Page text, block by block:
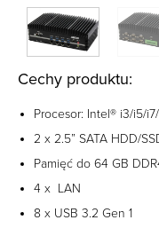
Cechy produktu:
Procesor: Intel® i3/i5/
2 x 2.5” SATA HDD/
Pamięć do 64 GB
4 x LAN
8 x USB 3.2 Gen 1